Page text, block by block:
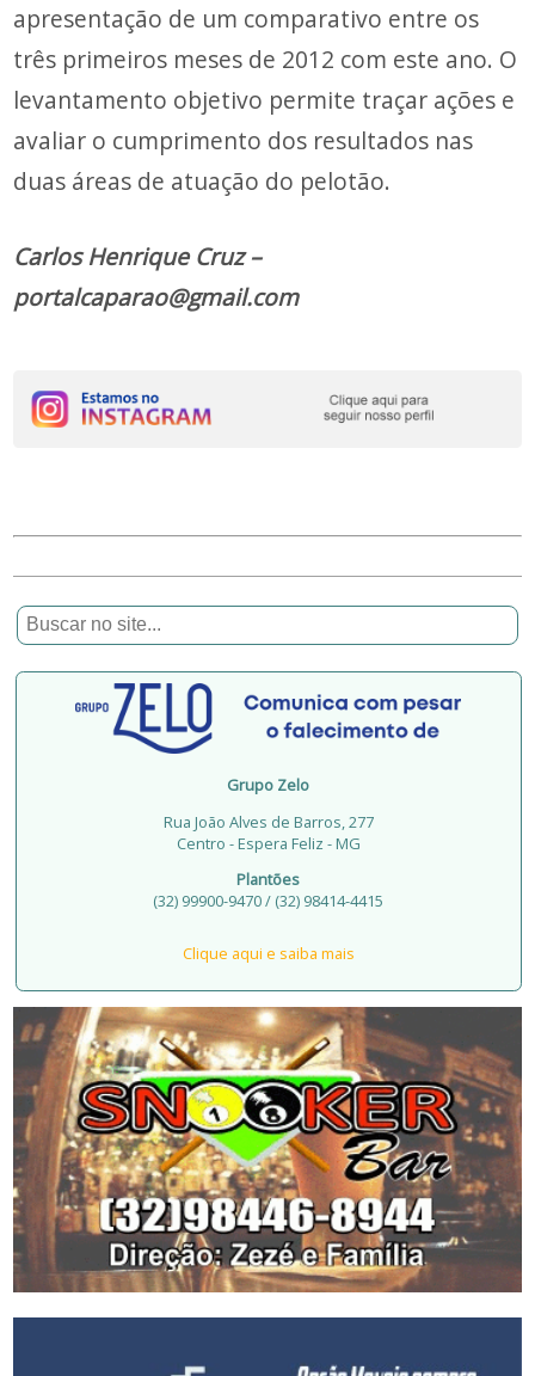
apresentação de um comparativo entre os
três primeiros meses de 2012 com este ano. O
levantamento objetivo permite traçar ações e
avaliar o cumprimento dos resultados nas
duas áreas de atuação do pelotão.
Carlos Henrique Cruz –
portalcaparao@gmail.com
Grupo Zelo
Rua João Alves de Barros, 277
Centro - Espera Feliz - MG
Plantões
(32) 99900-9470 / (32) 98414-4415
Clique aqui e saiba mais